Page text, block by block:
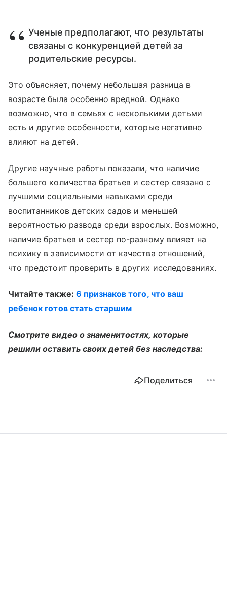
Ученые предполагают, что результаты
связаны с конкуренцией детей за
родительские ресурсы.
Это объясняет, почему небольшая разница в
возрасте была особенно вредной. Однако
возможно, что в семьях с несколькими детьми
есть и другие особенности, которые негативно
влияют на детей.
Другие научные работы показали, что наличие
большего количества братьев и сестер связано с
лучшими социальными навыками среди
воспитанников детских садов и меньшей
вероятностью развода среди взрослых. Возможно,
наличие братьев и сестер по-разному влияет на
психику в зависимости от качества отношений,
что предстоит проверить в других исследованиях.
Читайте также: 6 признаков того, что ваш
ребенок готов стать старшим
Смотрите видео о знаменитостях, которые
решили оставить своих детей без наследства:
Поделиться